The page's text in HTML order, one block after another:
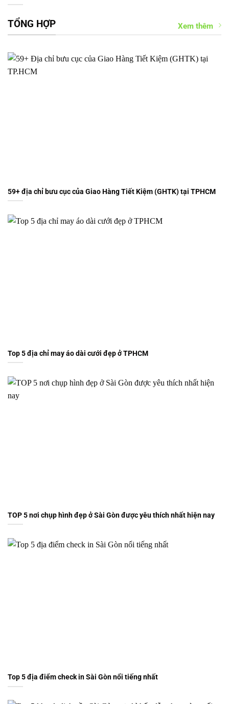
TỔNG HỢP Xem thêm
59+ địa chỉ bưu cục của Giao Hàng Tiết Kiệm (GHTK) tại TPHCM
Top 5 địa chỉ may áo dài cưới đẹp ở TPHCM
TOP 5 nơi chụp hình đẹp ở Sài Gòn được yêu thích nhất hiện nay
Top 5 địa điểm check in Sài Gòn nổi tiếng nhất